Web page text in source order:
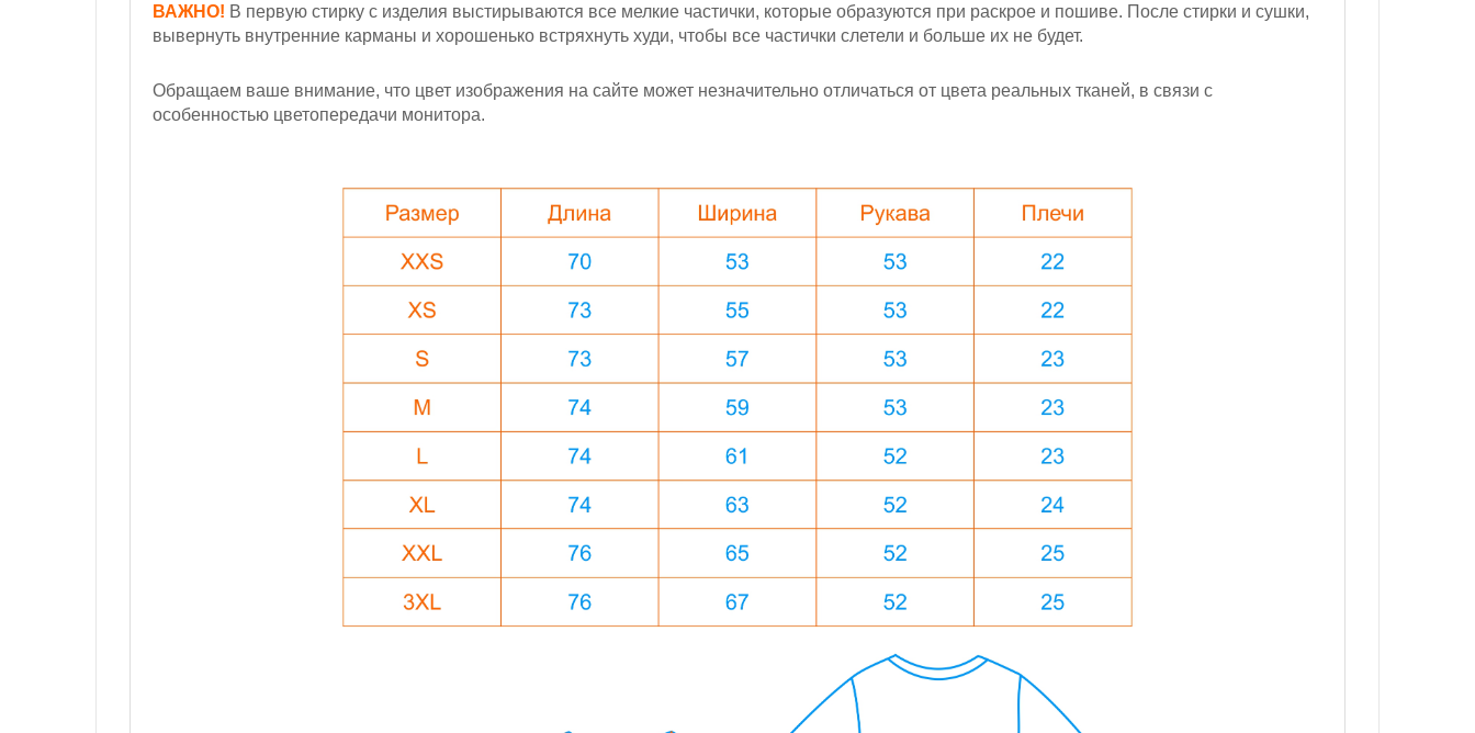
ВАЖНО! В первую стирку с изделия выстирываются все мелкие частички, которые образуются при раскрое и пошиве. После стирки и сушки,
вывернуть внутренние карманы и хорошенько встряхнуть худи, чтобы все частички слетели и больше их не будет.
Обращаем ваше внимание, что цвет изображения на сайте может незначительно отличаться от цвета реальных тканей, в связи с
особенностью цветопередачи монитора.